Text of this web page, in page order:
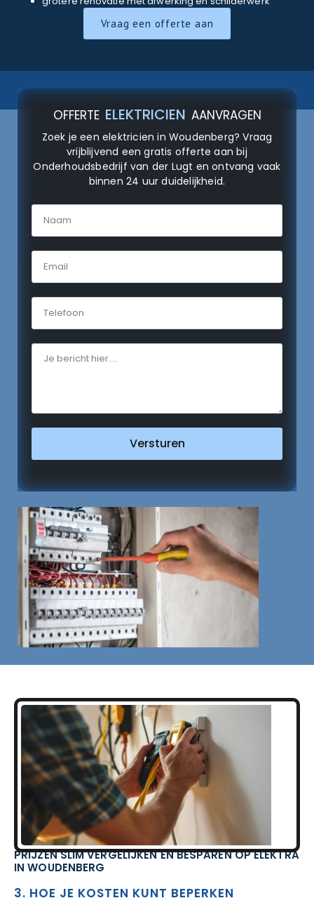
Vraag een offerte aan
OFFERTE ELEKTRICIEN AANVRAGEN
Zoek je een elektricien in Woudenberg? Vraag
vrijblijvend een gratis offerte aan bij
Onderhoudsbedrijf van der Lugt en ontvang vaak
binnen 24 uur duidelijkheid.
Versturen
PRIJZEN SLIM VERGELIJKEN EN BESPAREN OP ELEKTRA
IN WOUDENBERG
3. HOE JE KOSTEN KUNT BEPERKEN